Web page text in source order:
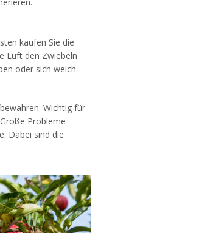
kaufen Sie die
Luft den Zwiebeln
oder sich weich
Wichtig für
Probleme
Dabei sind die